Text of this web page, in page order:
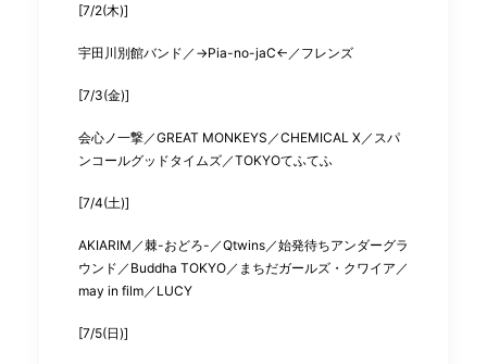
[7/2(木)]
宇田川別館バンド／→Pia-no-jaC←／フレンズ
[7/3(金)]
会心ノ一撃／GREAT MONKEYS／CHEMICAL X／スパ
ンコールグッドタイムズ／TOKYOてふてふ
[7/4(土)]
AKIARIM／棘-おどろ-／Qtwins／始発待ちアンダーグラ
ウンド／Buddha TOKYO／まちだガールズ・クワイア／
may in film／LUCY
[7/5(日)]